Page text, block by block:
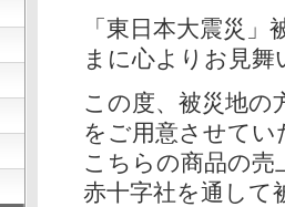
「東日本大震災
まに心よりお見
この度、被災地の
をご用意させて
こちらの商品の売
赤十字社を通して